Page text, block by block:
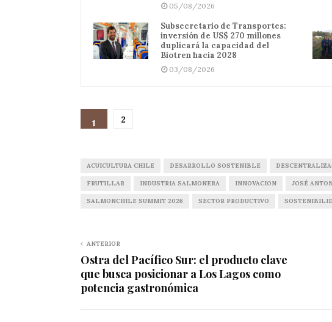
05/08/2026
Subsecretario de Transportes:
inversión de US$ 270 millones
duplicará la capacidad del
Biotren hacia 2028
03/08/2026
1 2
ACUICULTURA CHILE DESARROLLO SOSTENIBLE
FRUTILLAR INDUSTRIA SALMONERA INNOVACION JOSÉ
SALMONCHILE SUMMIT 2026 SECTOR PRODUCTIVO
ANTERIOR
Ostra del Pacífico Sur: el producto clave
que busca posicionar a Los Lagos como
potencia gastronómica